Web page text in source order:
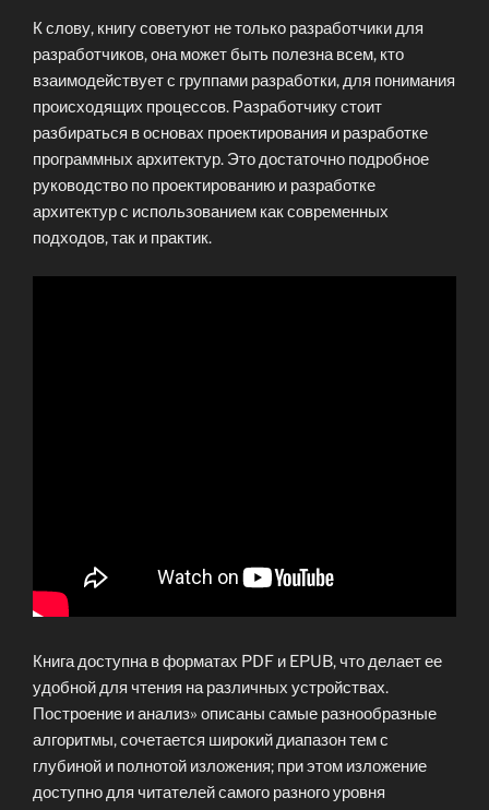
К слову, книгу советуют не только разработчики для
разработчиков, она может быть полезна всем, кто
взаимодействует с группами разработки, для понимания
происходящих процессов. Разработчику стоит
разбираться в основах проектирования и разработке
программных архитектур. Это достаточно подробное
руководство по проектированию и разработке
архитектур с использованием как современных
подходов, так и практик.
Книга доступна в форматах PDF и EPUB, что делает ее
удобной для чтения на различных устройствах.
Построение и анализ» описаны самые разнообразные
алгоритмы, сочетается широкий диапазон тем с
глубиной и полнотой изложения; при этом изложение
доступно для читателей самого разного уровня